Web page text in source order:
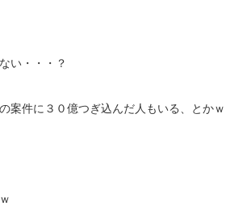
い・・・？
案件に３０億つぎ込んだ人もいる、とかｗ